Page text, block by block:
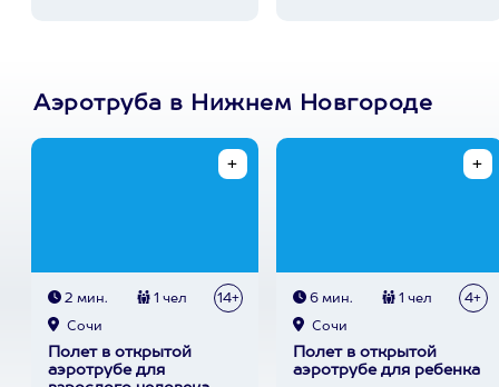
Аэротруба в Нижнем Новгороде
2 мин. 1 чел 14+
Сочи
Полет в открытой
аэротрубе для
6 мин. 1 чел 4+
Сочи
Полет в открытой
аэротрубе для ребенка